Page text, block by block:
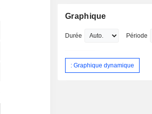
Graphique
Durée Période
: Graphique dynamique